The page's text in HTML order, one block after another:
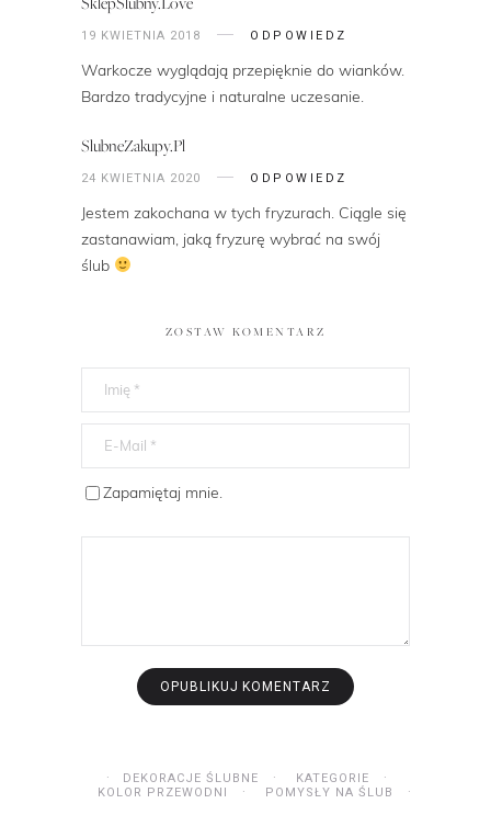
19 KWIETNIA 2018 ODPOWIEDZ
Warkocze wyglądają przepięknie do wianków.
Bardzo tradycyjne i naturalne uczesanie.
SlubneZakupy.pl
24 KWIETNIA 2020 ODPOWIEDZ
Jestem zakochana w tych fryzurach. Ciągle się
zastanawiam, jaką fryzurę wybrać na swój
ślub
ZOSTAW KOMENTARZ
Zapamiętaj mnie.
DEKORACJE ŚLUBNE
KATEGORIE
KOLOR PRZEWODNI
POMYSŁY NA ŚLUB